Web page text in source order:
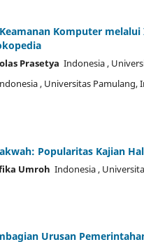
Komputer
Prasetya Indonesia,
, Universitas Pamulang,
Popularitas Kajian
Umroh Indonesia,
Urusan